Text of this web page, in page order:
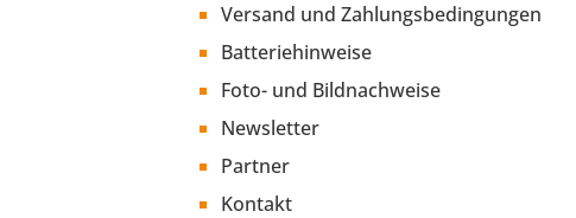
Versand und Zahlungsbedingungen
Batteriehinweise
Foto- und Bildnachweise
Newsletter
Partner
Kontakt